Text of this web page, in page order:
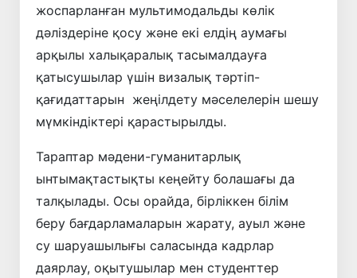
жоспарланған мультимодальды көлік
дәліздеріне қосу және екі елдің аумағы
арқылы халықаралық тасымалдауға
қатысушылар үшін визалық тәртіп-
қағидаттарын жеңілдету мәселелерін шешу
мүмкіндіктері қарастырылды.
Тараптар мәдени-гуманитарлық
ынтымақтастықты кеңейту болашағы да
талқылады. Осы орайда, бірліккен білім
беру бағдарламаларын жарату, ауыл және
су шаруашылығы саласында кадрлар
даярлау, оқытушылар мен студенттер